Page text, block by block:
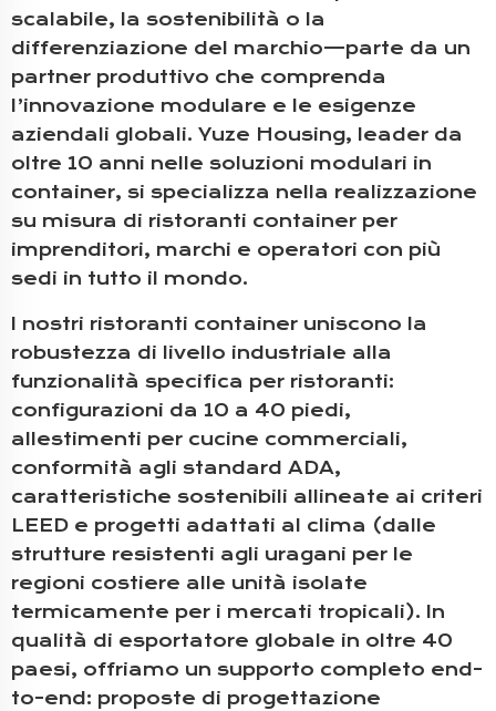
scalabile, la sostenibilità o la
differenziazione del marchio—parte da un
partner produttivo che comprenda
l’innovazione modulare e le esigenze
aziendali globali. Yuze Housing, leader da
oltre 10 anni nelle soluzioni modulari in
container, si specializza nella realizzazione
su misura di ristoranti container per
imprenditori, marchi e operatori con più
sedi in tutto il mondo.
I nostri ristoranti container uniscono la
robustezza di livello industriale alla
funzionalità specifica per ristoranti:
configurazioni da 10 a 40 piedi,
allestimenti per cucine commerciali,
conformità agli standard ADA,
caratteristiche sostenibili allineate ai criteri
LEED e progetti adattati al clima (dalle
strutture resistenti agli uragani per le
regioni costiere alle unità isolate
termicamente per i mercati tropicali). In
qualità di esportatore globale in oltre 40
paesi, offriamo un supporto completo end-
to-end: proposte di progettazione